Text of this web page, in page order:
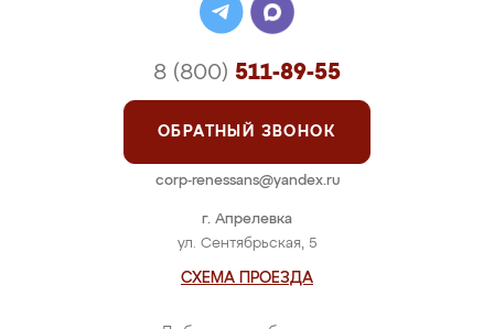
г. Апрелевка
ул. Сентябрьская, 5
СХЕМА ПРОЕЗДА
8 (800) 511-89-55
ОБРАТНЫЙ ЗВОНОК
corp-renessans@yandex.ru